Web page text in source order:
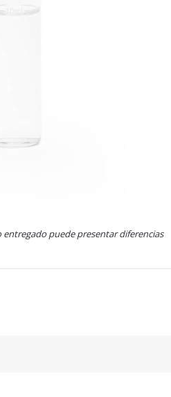
puede presentar diferencias